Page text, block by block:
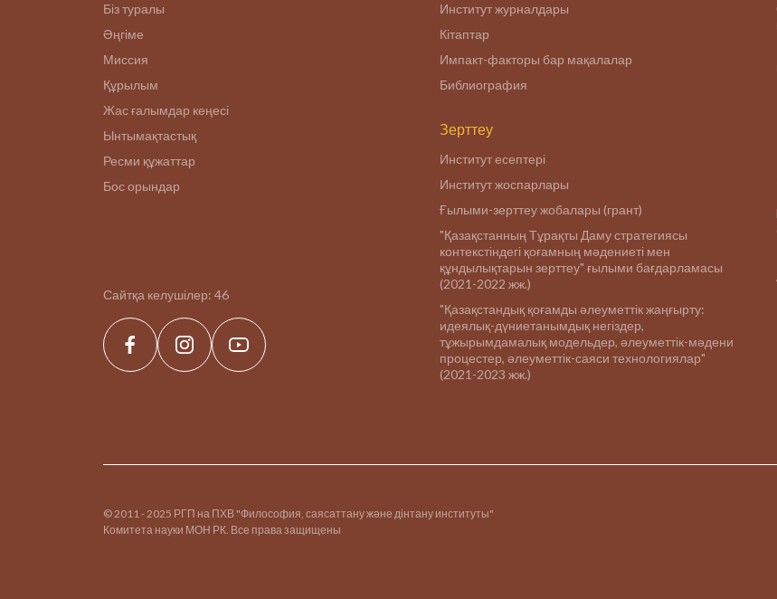
Біз туралы
Әңгіме
Миссия
Құрылым
Жас ғалымдар кеңесі
Ынтымақтастық
Ресми құжаттар
Бос орындар
Сайтқа келушілер: 46
Институт журналдары
Кітаптар
Импакт-факторы бар мақалалар
Библиография
Зерттеу
Институт есептері
Институт жоспарлары
Ғылыми-зерттеу жобалары (грант)
"Қазақстанның Тұрақты Даму стратегиясы
контекстіндегі қоғамның мәдениеті мен
құндылықтарын зерттеу" ғылыми бағдарламасы
(2021-2022 жж.)
"Қазақстандық қоғамды әлеуметтік жаңғырту:
идеялық-дүниетанымдық негіздер,
тұжырымдамалық модельдер, әлеуметтік-мәдени
процестер, әлеуметтік-саяси технологиялар"
(2021-2023 жж.)
© 2011 - 2025 РГП на ПХВ "Философия, саясаттану және дінтану институты"
Комитета науки МОН РК. Все права защищены